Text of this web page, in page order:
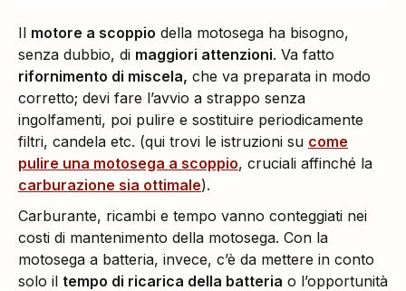
Il motore a scoppio della motosega ha bisogno,
senza dubbio, di maggiori attenzioni. Va fatto
rifornimento di miscela, che va preparata in modo
corretto; devi fare l’avvio a strappo senza
ingolfamenti, poi pulire e sostituire periodicamente
filtri, candela etc. (qui trovi le istruzioni su come
pulire una motosega a scoppio, cruciali affinché la
carburazione sia ottimale).
Carburante, ricambi e tempo vanno conteggiati nei
costi di mantenimento della motosega. Con la
motosega a batteria, invece, c’è da mettere in conto
solo il tempo di ricarica della batteria o l’opportunità